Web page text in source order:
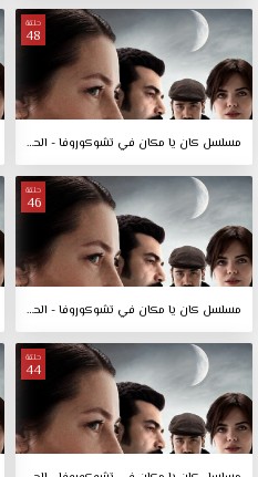
حلقة
48
مسلسل كان يا مكان في تشوكوروفا - الحلقة 48
حلقة
46
مسلسل كان يا مكان في تشوكوروفا - الحلقة 46
حلقة
44